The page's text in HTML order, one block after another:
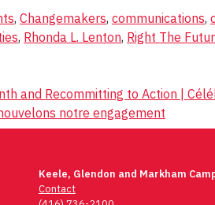
, Changemakers, communications,
, Rhonda L. Lenton, Right The
and Recommitting to Action |
notre engagement
Keele, Glendon and Markham
Contact